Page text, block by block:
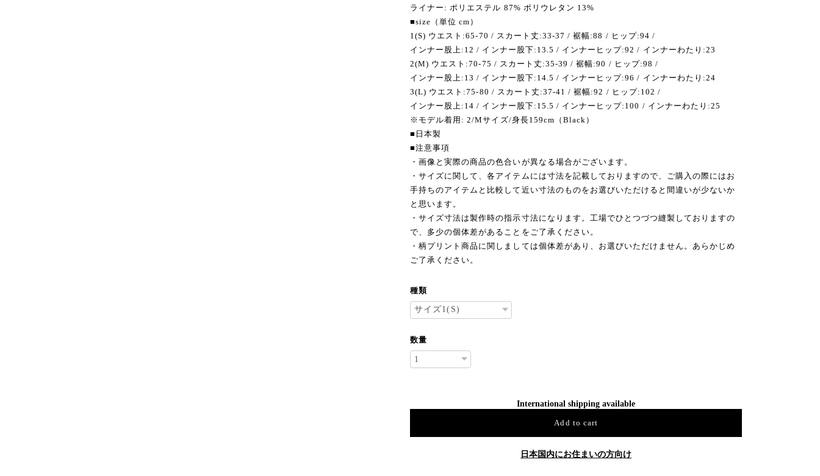
ライナー: ポリエステル 87% ポリウレタン 13%
■size（単位 cm）
1(S) ウエスト:65-70 / スカート丈:33-37 / 裾幅:88 / ヒップ:94 /
インナー股上:12 / インナー股下:13.5 / インナーヒップ:92 / インナーわたり:23
2(M) ウエスト:70-75 / スカート丈:35-39 / 裾幅:90 / ヒップ:98 /
インナー股上:13 / インナー股下:14.5 / インナーヒップ:96 / インナーわたり:24
3(L) ウエスト:75-80 / スカート丈:37-41 / 裾幅:92 / ヒップ:102 /
インナー股上:14 / インナー股下:15.5 / インナーヒップ:100 / インナーわたり:25
※モデル着用: 2/Mサイズ/身長159cm（Black）
■日本製
■注意事項
・画像と実際の商品の色合いが異なる場合がございます。
・サイズに関して、各アイテムには寸法を記載しておりますので、ご購入の際にはお
手持ちのアイテムと比較して近い寸法のものをお選びいただけると間違いが少ないか
と思います。
・サイズ寸法は製作時の指示寸法になります。工場でひとつづつ縫製しておりますの
で、多少の個体差があることをご了承ください。
・柄プリント商品に関しましては個体差があり、お選びいただけません。あらかじめ
ご了承ください。
種類
数量
International shipping available
Add to cart
日本国内にお住まいの方向け